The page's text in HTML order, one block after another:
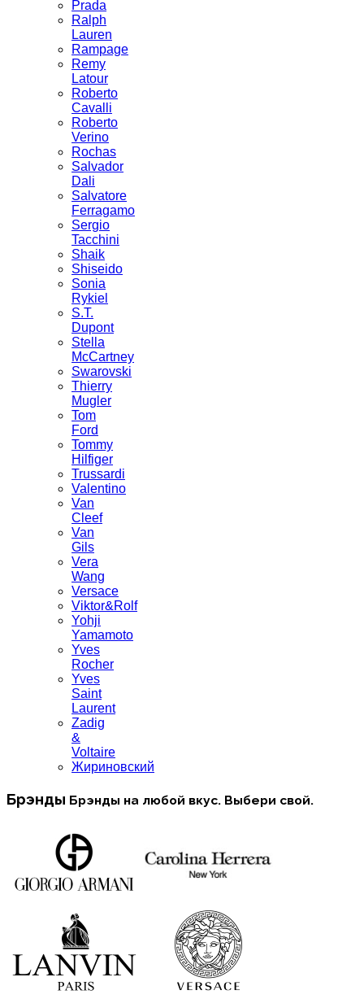
Prada
Ralph
Lauren
Rampage
Remy
Latour
Roberto
Cavalli
Roberto
Verino
Rochas
Salvador
Dali
Salvatore
Ferragamo
Sergio
Tacchini
Shaik
Shiseido
Sonia
Rykiel
S.T.
Dupont
Stella
McCartney
Swarovski
Thierry
Mugler
Tom
Ford
Tommy
Hilfiger
Trussardi
Valentino
Van
Cleef
Van
Gils
Vera
Wang
Versace
Viktor&Rolf
Yohji
Yamamoto
Yves
Rocher
Yves
Saint
Laurent
Zadig
&
Voltaire
Жириновский
Брэнды Брэнды на любой вкус. Выбери свой.